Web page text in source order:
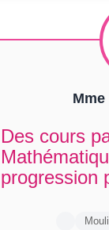
Mme
Des cours
progression